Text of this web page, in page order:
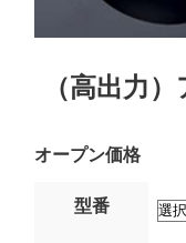
（高出力
オープン価格
型番